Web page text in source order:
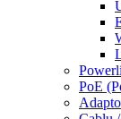
PoE